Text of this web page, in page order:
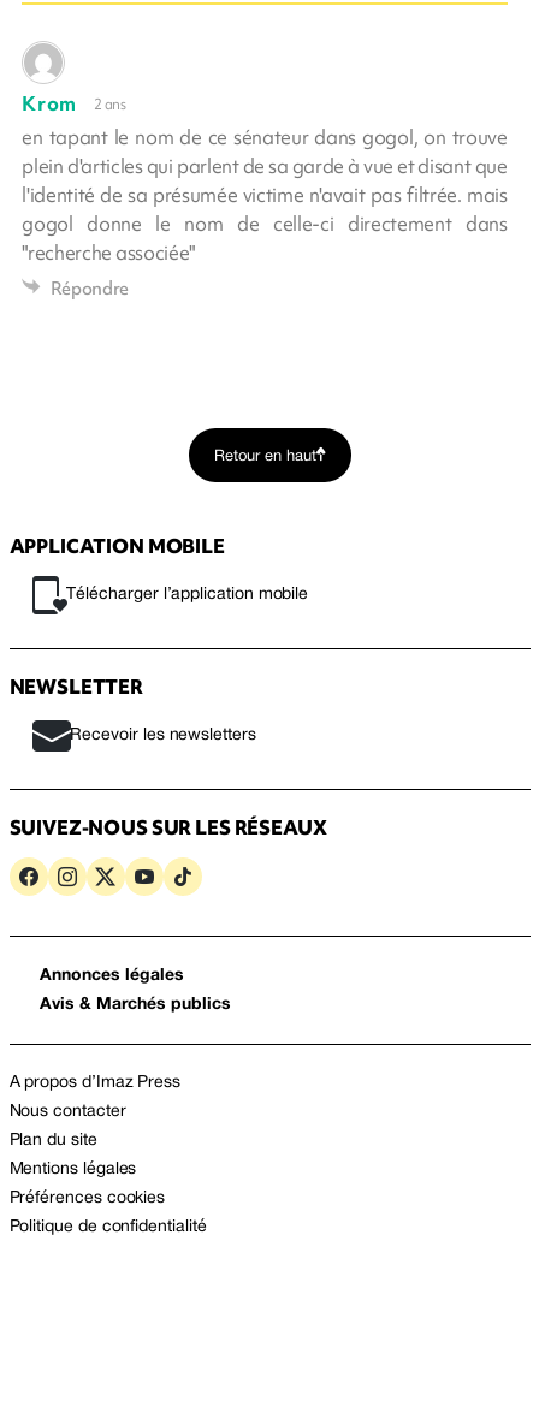
Krom 2 ans
en tapant le nom de ce sénateur dans gogol, on trouve
plein d'articles qui parlent de sa garde à vue et disant que
l'identité de sa présumée victime n'avait pas filtrée. mais
gogol donne le nom de celle-ci directement dans
"recherche associée"
Répondre
Retour en haut
APPLICATION MOBILE
Télécharger l’application mobile
NEWSLETTER
Recevoir les newsletters
SUIVEZ-NOUS SUR LES RÉSEAUX
Annonces légales
Avis & Marchés publics
A propos d’Imaz Press
Nous contacter
Plan du site
Mentions légales
Préférences cookies
Politique de confidentialité